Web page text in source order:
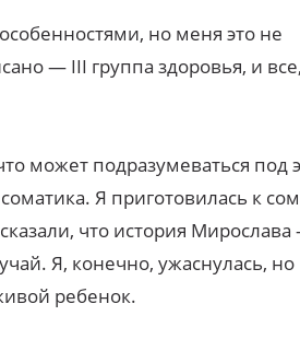
но меня это не
— III группа здоровья, и все,
может подразумеваться под
Я приготовилась к
что история Мирослава
Я, конечно, ужаснулась, но
ребенок.